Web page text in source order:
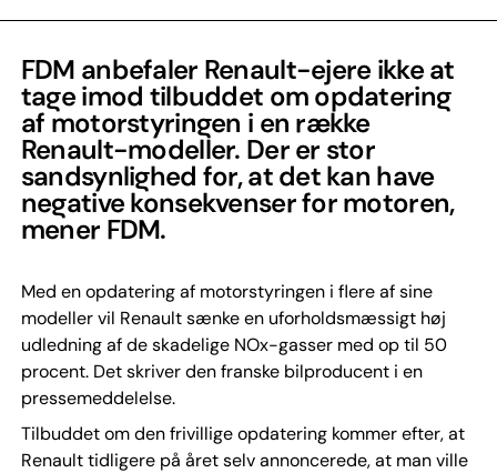
FDM anbefaler Renault-ejere ikke at
tage imod tilbuddet om opdatering
af motorstyringen i en række
Renault-modeller. Der er stor
sandsynlighed for, at det kan have
negative konsekvenser for motoren,
mener FDM.
Med en opdatering af motorstyringen i flere af sine
modeller vil Renault sænke en uforholdsmæssigt høj
udledning af de skadelige NOx-gasser med op til 50
procent. Det skriver den franske bilproducent i en
pressemeddelelse.
Tilbuddet om den frivillige opdatering kommer efter, at
Renault tidligere på året selv annoncerede, at man ville